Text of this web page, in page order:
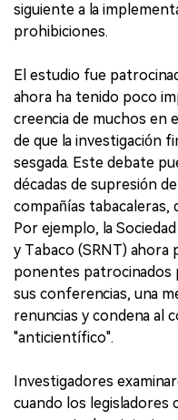
siguiente a la
prohibiciones.
El estudio fue
ahora ha tenido poco
creencia de muchos en
de que la investigación
sesgada. Este debate
décadas de supresión
compañías
Por ejemplo, la
y Tabaco (SRNT)
ponentes patrocinados
sus conferencias, una
renuncias y condena al
"anticientífico".
Investigadores
cuando los